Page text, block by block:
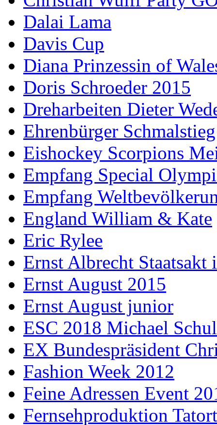
Dalai Lama
Davis Cup
Diana Prinzessin of
Doris Schroeder 2015
Dreharbeiten Dieter
Ehrenbürger Schmalstieg
Eishockey Scorpions
Empfang Special
Empfang
England William & Kate
Eric Rylee
Ernst Albrecht Staatsakt
Ernst August 2015
Ernst August junior
ESC 2018 Michael
EX Bundespräsident
Fashion Week 2012
Feine Adressen Event
Fernsehproduktion Tatort